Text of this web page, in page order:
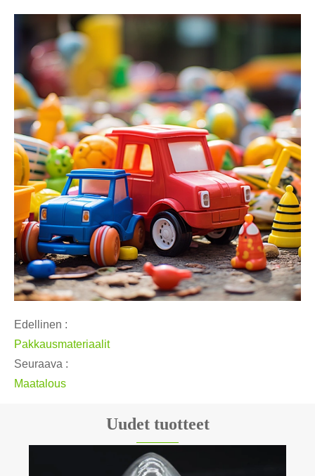
Edellinen :
Pakkausmateriaalit
Seuraava :
Maatalous
Uudet tuotteet